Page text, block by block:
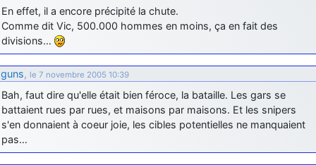
En effet, il a encore précipité la chute.
Comme dit Vic, 500.000 hommes en moins, ça en fait des
divisions…
guns, le 7 novembre 2005 10:39
Bah, faut dire qu'elle était bien féroce, la bataille. Les gars se
battaient rues par rues, et maisons par maisons. Et les snipers
s'en donnaient à coeur joie, les cibles potentielles ne manquaient
pas…